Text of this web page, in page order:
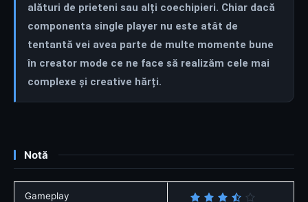
alături de prieteni sau alți coechipieri. Chiar dacă
componenta single player nu este atât de
tentantă vei avea parte de multe momente bune
în creator mode ce ne face să realizăm cele mai
complexe și creative hărți.
Notă
Gameplay